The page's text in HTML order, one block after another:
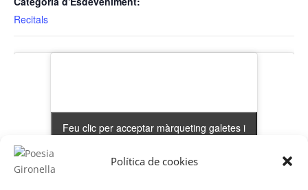
Política de cookies
Recitals
Feu clic per acceptar màrqueting galetes i
Feu clic per acceptar màrqueting galetes i